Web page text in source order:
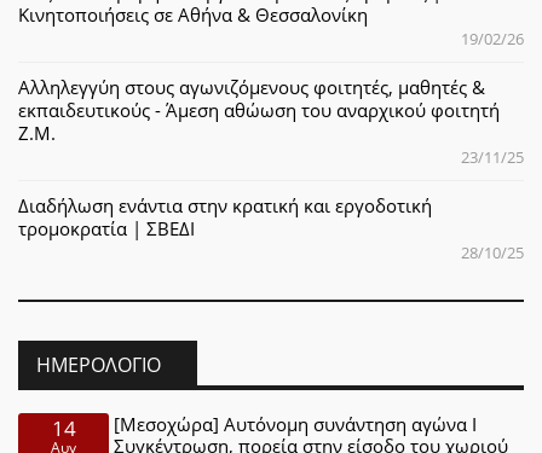
Κινητοποιήσεις σε Αθήνα & Θεσσαλονίκη
19/02/26
Αλληλεγγύη στους αγωνιζόμενους φοιτητές, μαθητές &
εκπαιδευτικούς - Άμεση αθώωση του αναρχικού φοιτητή
Ζ.Μ.
23/11/25
Διαδήλωση ενάντια στην κρατική και εργοδοτική
τρομοκρατία | ΣΒΕΔΙ
28/10/25
ΗΜΕΡΟΛΌΓΙΟ
14
Αυγ
[Μεσοχώρα] Αυτόνομη συνάντηση αγώνα Ι
Συγκέντρωση, πορεία στην είσοδο του χωριού